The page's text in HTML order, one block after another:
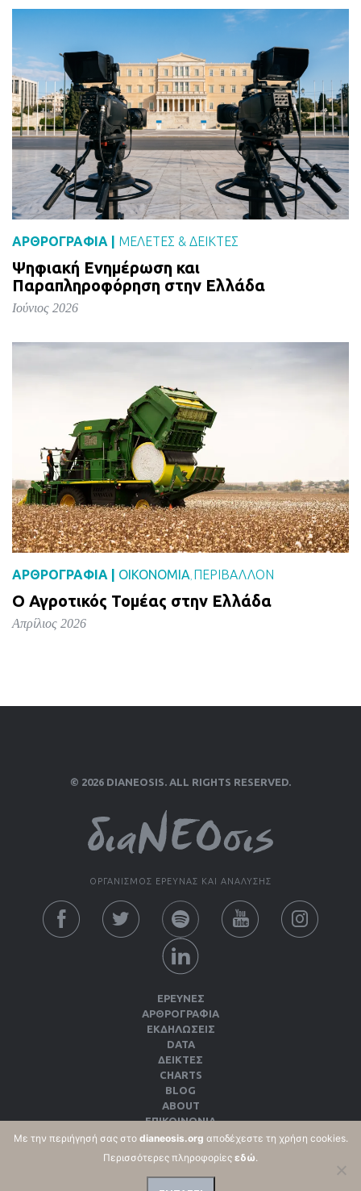
ΑΡΘΡΟΓΡΑΦΙΑ | ΜΕΛΈΤΕΣ & ΔΕΙΚΤΕΣ
Ψηφιακή Ενημέρωση και
Παραπληροφόρηση στην Ελλάδα
Ιούνιος 2026
ΑΡΘΡΟΓΡΑΦΙΑ | ΟΙΚΟΝΟΜΙΑ, ΠΕΡΙΒΑΛΛΟΝ
Ο Αγροτικός Τομέας στην Ελλάδα
Απρίλιος 2026
© 2026 DIANEOSIS. ALL RIGHTS RESERVED.
ΟΡΓΑΝΙΣΜΟΣ ΕΡΕΥΝΑΣ ΚΑΙ ΑΝΑΛΥΣΗΣ
ΕΡΕΥΝΕΣ
ΑΡΘΡΟΓΡΑΦΙΑ
ΕΚΔΗΛΏΣΕΙΣ
DATA
ΔΕΊΚΤΕΣ
CHARTS
BLOG
ABOUT
ΕΠΙΚΟΙΝΩΝΙΑ
ΕΚΔΌΣΕΙΣ
ΌΡΟΙ ΧΡΉΣΗΣ & ΠΟΛΙΤΙΚΉ ΑΠΟΡΡΉΤΟΥ
ΠΟΛΙΤΙΚΉ COOKIES
Με την περιήγησή σας στο dianeosis.org αποδέχεστε τη χρήση cookies.
Περισσότερες πληροφορίες εδώ.